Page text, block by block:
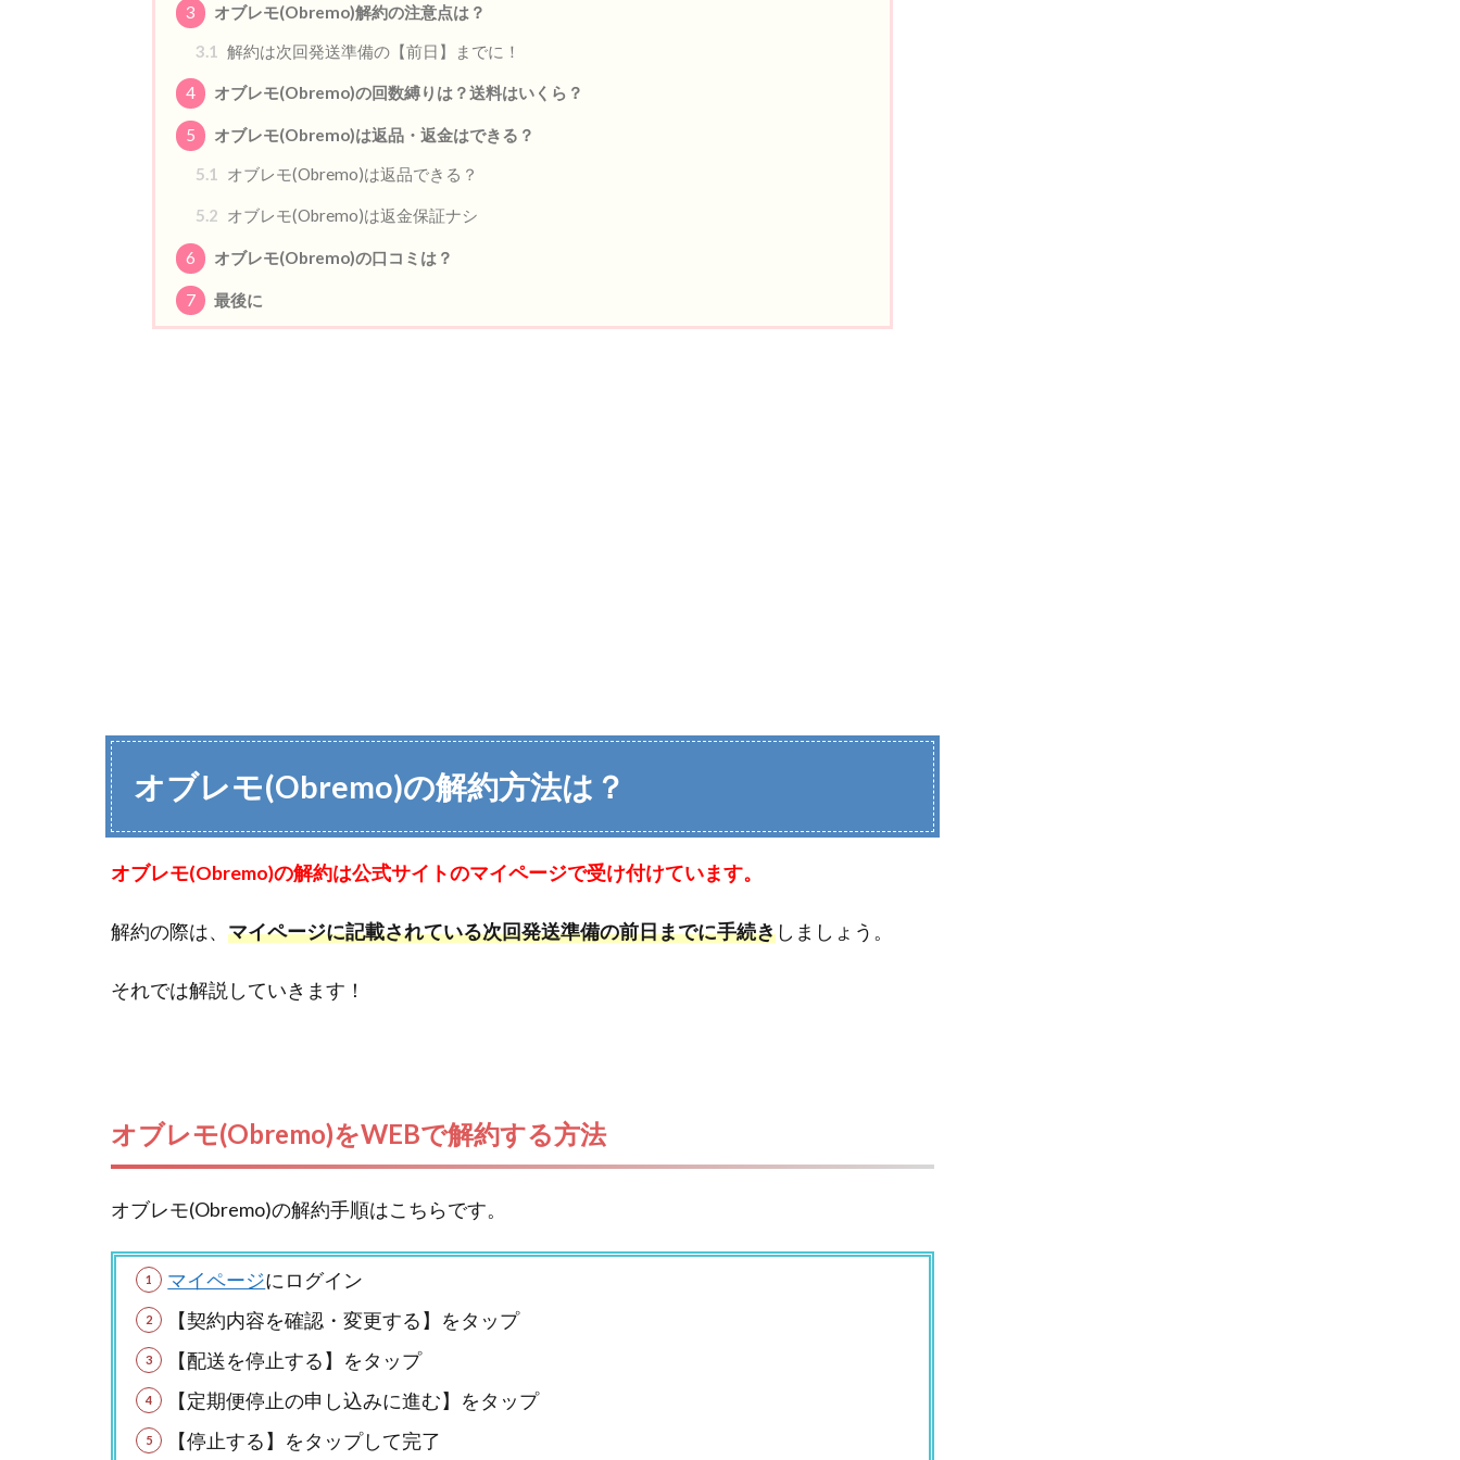
3
オブレモ(Obremo)解約の注意点は？
3.1
解約は次回発送準備の【前日】までに！
4 オブレモ(Obremo)の回数縛りは？送料はいくら？
5
オブレモ(Obremo)は返品・返金はできる？
5.1
オブレモ(Obremo)は返品できる？
5.2 オブレモ(Obremo)は返金保証ナシ
6 オブレモ(Obremo)の口コミは？
7 最後に
オブレモ(Obremo)の解約方法は？
オブレモ(Obremo)の解約は公式サイトのマイページで受け付けています。
解約の際は、 マイページに記載されている次回発送準備の前日までに手続きしましょう。
それでは解説していきます！
オブレモ(Obremo)をWEBで解約する方法
オブレモ(Obremo)の解約手順はこちらです。
マイページにログイン
【契約内容を確認・変更する】をタップ
【配送を停止する】をタップ
【定期便停止の申し込みに進む】をタップ
【停止する】をタップして完了